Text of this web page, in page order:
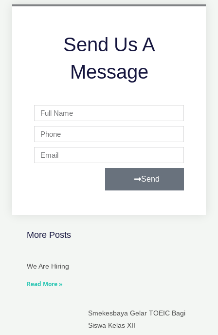
Send Us A
Message
Full
Name
Phone
Email
Send
More Posts
We Are Hiring
Read More »
Smekesbaya Gelar TOEIC Bagi
Siswa Kelas XII